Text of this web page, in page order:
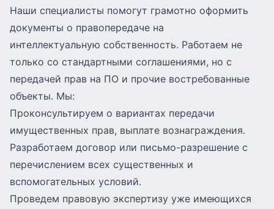
Наши специалисты помогут грамотно оформить
документы о правопередаче на
интеллектуальную собственность. Работаем не
только со стандартными соглашениями, но с
передачей прав на ПО и прочие востребованные
объекты. Мы:
Проконсультируем о вариантах передачи
имущественных прав, выплате вознаграждения.
Разработаем договор или письмо-разрешение с
перечислением всех существенных и
вспомогательных условий.
Проведем правовую экспертизу уже имеющихся